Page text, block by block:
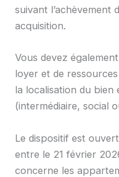
suivant l’achèvement
acquisition.
Vous devez
loyer et de
la localisation du bien
(intermédiaire, social
Le dispositif est
entre le 21 février
concerne les